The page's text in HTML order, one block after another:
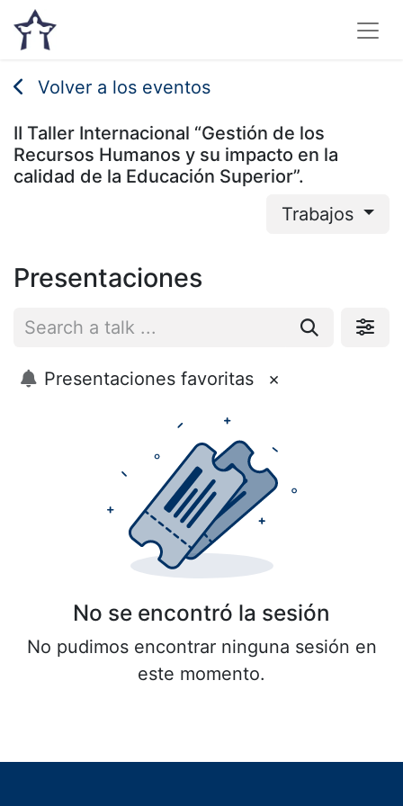
Volver a los eventos
II Taller Internacional “Gestión de los
Recursos Humanos y su impacto en la
calidad de la Educación Superior”.
Trabajos
Presentaciones
Presentaciones favoritas ×
No se encontró la sesión
No pudimos encontrar ninguna sesión en
este momento.